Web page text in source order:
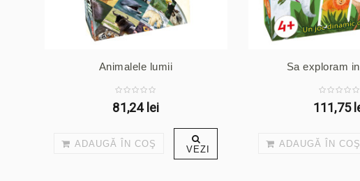
Animalele lumii
81,24 lei
ADAUGĂ ÎN COŞ VEZI
Sa exploram
111,75
ADAUGĂ ÎN COŞ